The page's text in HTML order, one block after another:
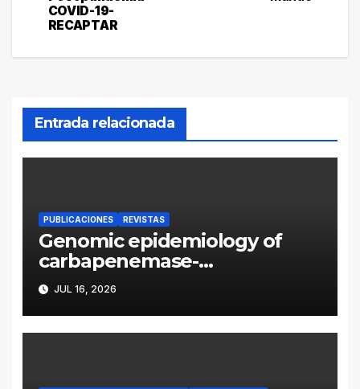
COVID-19-
RECAPTAR
Entrada relacionada
PUBLICACIONES REVISTAS
Genomic epidemiology of
carbapenemase-
producing Enterobacter
cloacae complex in
Argentina: a retrospective
JUL 16, 2026